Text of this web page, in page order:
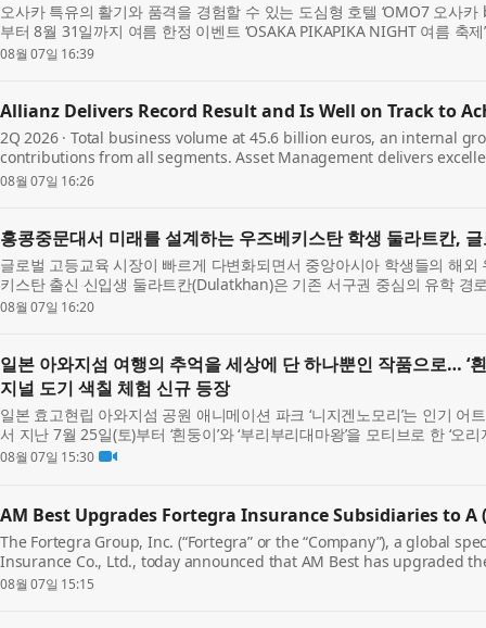
오사카 특유의 활기와 품격을 경험할 수 있는 도심형 호텔 ‘OMO7 오사
부터 8월 31일까지 여름 한정 이벤트 ‘OSAKA PIKAPIKA NIGHT 여름 축
영되는 ‘OSAKA PIKAPIKA NIGHT’를 ‘여름 축...
08월 07일 16:39
Allianz Delivers Record Result and Is Well on Track to
2Q 2026 · Total business volume at 45.6 billion euros, an internal
contributions from all segments. Asset Management delivers
10.6 percent to a record level of 4.9 billion e...
08월 07일 16:26
홍콩중문대서 미래를 설계하는 우즈베키스탄 학생 둘라트칸,
글로벌 고등교육 시장이 빠르게 다변화되면서 중앙아시아 학생들의 해
키스탄 출신 신입생 둘라트칸(Dulatkhan)은 기존 서구권 중심의 유학 경
경을 갖춘 홍콩중문대학교(The Chinese Univ...
08월 07일 16:20
일본 아와지섬 여행의 추억을 세상에 단 하나뿐인 작품으로… ‘
지널 도기 색칠 체험 신규 등장
일본 효고현립 아와지섬 공원 애니메이션 파크 ‘니지겐노모리’는 인기 어
서 지난 7월 25일(토)부터 ‘흰둥이’와 ‘부리부리대마왕’을 모티브로 한 ‘오
혔다. 새롭게 선보이는 이번 체험은...
08월 07일 15:30
AM Best Upgrades Fortegra Insurance Subsidiaries to A
The Fortegra Group, Inc. (“Fortegra” or the “Company”), a global
Insurance Co., Ltd., today announced that AM Best has upgraded
its insurance subsidiaries to A (Excellent) fro...
08월 07일 15:15